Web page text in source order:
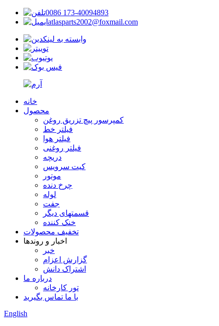
0086 173-40094893
atlasparts2002@foxmail.com
خانه
محصول
کمپرسور پیچ تزریق روغن
فیلتر خط
فیلتر هوا
فیلتر روغنی
دریچه
کیت سرویس
موتور
چرخ دنده
لوله
جفت
قسمتهای دیگر
خنک کننده
تخفیف محصولات
اخبار و روندها
خبر
گزارش اعزام
اشتراک دانش
درباره ما
تور کارخانه
با ما تماس بگیرید
English